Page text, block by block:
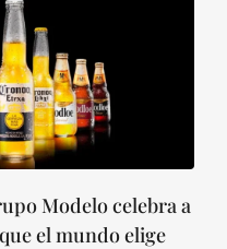
Modelo celebra a
el mundo elige